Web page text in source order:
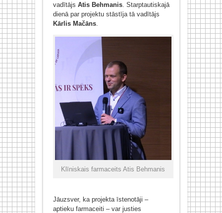
vadītājs Atis Behmanis. Starptautiskajā
dienā par projektu stāstīja tā vadītājs
Kārlis Mačāns.
Klīniskais farmaceits Atis Behmanis
Jāuzsver, ka projekta īstenotāji –
aptieku farmaceiti – var justies